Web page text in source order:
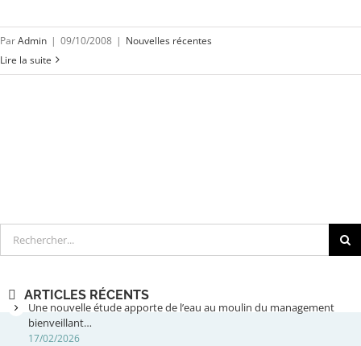
ParAdmin | 09/10/2008 | Nouvelles récentes
Lire la suite
Rechercher
ARTICLES RÉCENTS
Une nouvelle étude apporte de l’eau au moulin du management
bienveillant…
17/02/2026